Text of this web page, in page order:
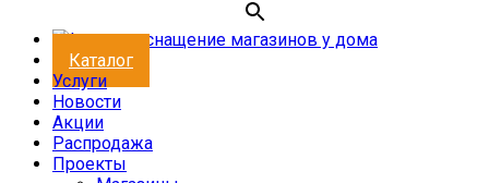
Каталог
Услуги
Новости
Акции
Распродажа
Проекты